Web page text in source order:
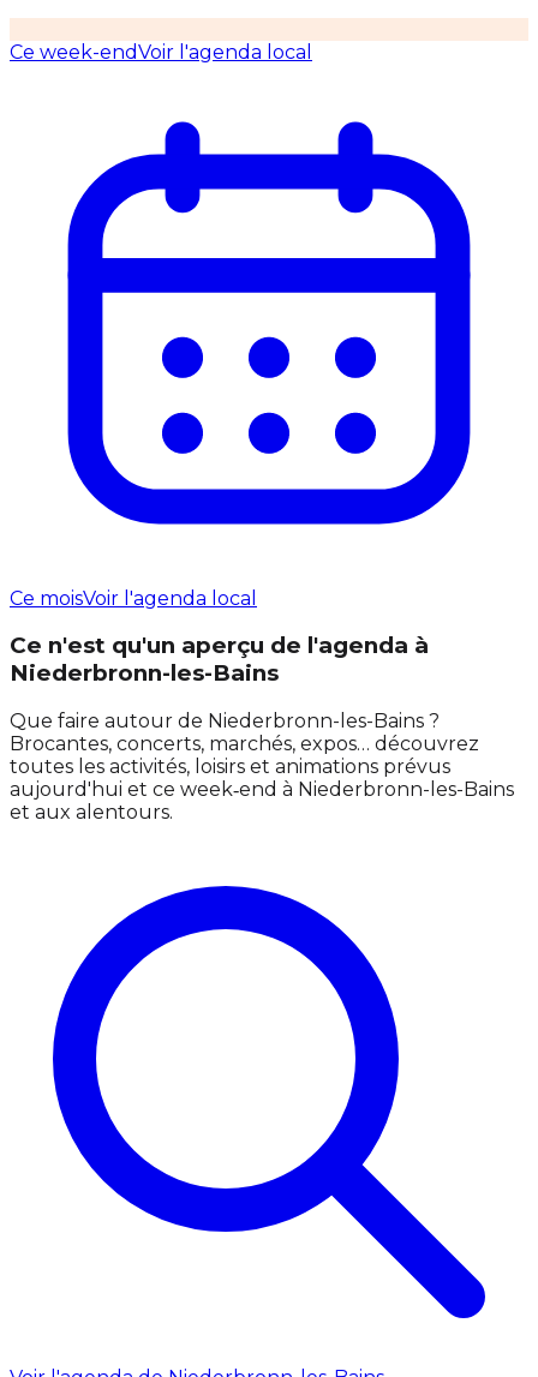
Ce week-endVoir l'agenda local
Ce moisVoir l'agenda local
Ce n'est qu'un aperçu de l'agenda à
Niederbronn-les-Bains
Que faire autour de Niederbronn-les-Bains ?
Brocantes, concerts, marchés, expos… découvrez
toutes les activités, loisirs et animations prévus
aujourd'hui et ce week‑end à Niederbronn-les-Bains
et aux alentours.